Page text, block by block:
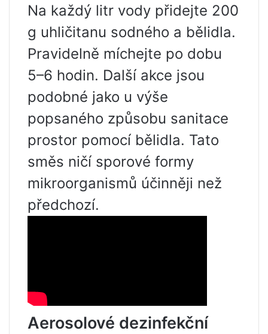
Na každý litr vody přidejte 200
g uhličitanu sodného a bělidla.
Pravidelně míchejte po dobu
5–6 hodin. Další akce jsou
podobné jako u výše
popsaného způsobu sanitace
prostor pomocí bělidla. Tato
směs ničí sporové formy
mikroorganismů účinněji než
předchozí.
Aerosolové dezinfekční